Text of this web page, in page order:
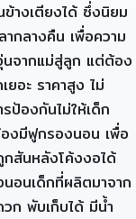
ข้างเตียงได้ ซึ่งนิยม
กลางคืน เพื่อความ
นจากแม่สู่ลูก แต่ต้อง
อะ ราคาสูง ไม่
ป้องกันไม่ให้เด็ก
งมีฟูกรองนอน เพื่อ
สันหลังโค้งงอได้
อนเด็กที่ผลิตมาจาก
ก พับเก็บได้ มีน้ำ